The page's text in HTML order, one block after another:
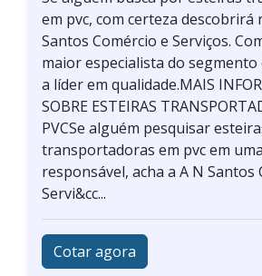
em pvc, com certeza descobrirá
Santos Comércio e Serviços.
maior especialista do
a líder em qualidade.MAIS
SOBRE ESTEIRAS
PVCSe alguém pesquisar
transportadoras em pvc em
responsável, acha a A N Santos
Servi&cc...
Cotar agora